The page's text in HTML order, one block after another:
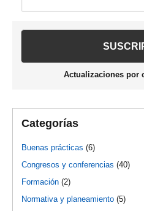
lateral
principal
Actualizaciones por
Categorías
Buenas prácticas (6)
Congresos y conferencias (40)
Formación (2)
Normativa y planeamiento (5)